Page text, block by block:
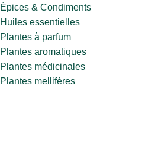
Épices & Condiments
Huiles essentielles
Plantes à parfum
Plantes aromatiques
Plantes médicinales
Plantes mellifères